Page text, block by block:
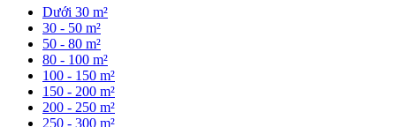
Dưới 30 m²
30 - 50 m²
50 - 80 m²
80 - 100 m²
100 - 150 m²
150 - 200 m²
200 - 250 m²
250 - 300 m²